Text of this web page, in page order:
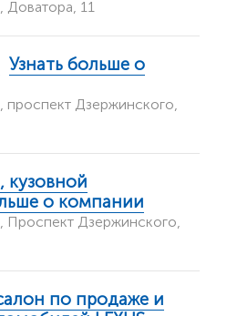
Доватора, 11
Узнать больше о
Дзержинского,
кузовной
о компании
​Проспект Дзержинского,
по продаже и